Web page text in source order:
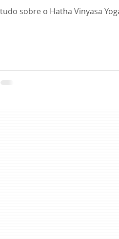
sobre o Hatha Vinyasa